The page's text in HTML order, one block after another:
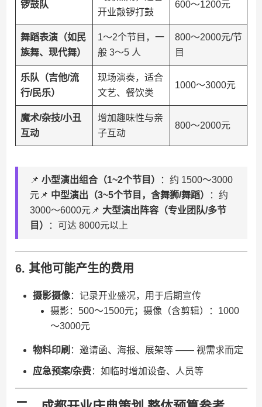
​锣鼓队​
开业敲锣打鼓
600～1200元
​舞蹈表演（如民
族舞、现代舞）​
1～2个节目，一
般 3～5 人
800～2000元/节
目
​乐队（吉他/流
行/民乐）​
现场演奏，适合
文艺、餐饮类
1000～3000元
​魔术/杂技/小丑
互动​
增加趣味性与亲
子互动
800～2000元
📌 ​ ​小型演出组合（1~2个节目）​
​：约 1500～3000
元📌 ​ ​中型演出（3~5个节目，含舞狮/舞蹈）​
​：约
3000～6000元📌 ​ ​大型演出阵容（专业团队/多节
目）​
​：可达 8000元以上
6. ​ ​其他可能产生的费用​
​摄影摄像​​：记录开业盛况，用于后期宣传
摄影：500～1500元；摄像（含剪辑）：1000
～3000元
​物料印刷​ ​：邀请函、海报、展架等 —— 视需求而定
​应急预案/杂费​​：如临时增加设备、人员等